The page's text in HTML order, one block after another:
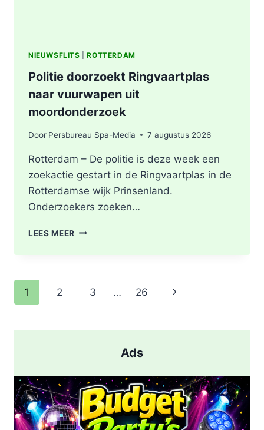
NIEUWSFLITS |ROTTERDAM
Politie doorzoekt Ringvaartplas
naar vuurwapen uit
moordonderzoek
Door Persbureau Spa-Media 7 augustus 2026
Rotterdam – De politie is deze week een
zoekactie gestart in de Ringvaartplas in de
Rotterdamse wijk Prinsenland.
Onderzoekers zoeken…
LEES MEER POLITIE
Paginanavigatie
1 2 3 … 26
Volgende
Ads